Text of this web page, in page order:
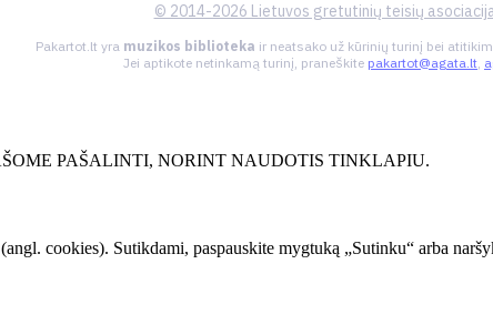
© 2014-2026 Lietuvos gretutinių teisių
Pakartot.lt yra muzikos biblioteka ir neatsako už kūrinių turinį bei
Jei aptikote netinkamą turinį, praneškite pakartot@agata.lt,
PAŠALINTI, NORINT NAUDOTIS TINKLAPIU.
cookies). Sutikdami, paspauskite mygtuką „Sutinku“ arba